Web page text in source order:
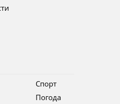
Спорт
Погода